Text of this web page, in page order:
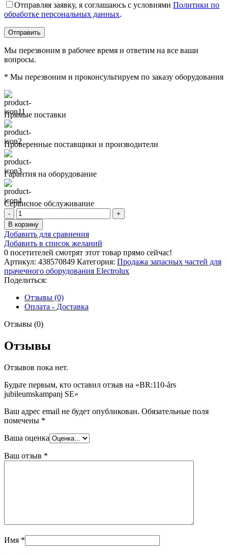
Отправляя заявку, я соглашаюсь с условиями Политики по
обработке персональных данных.
Мы перезвоним в рабочее время и ответим на все ваши
вопросы.
* Мы перезвоним и проконсультируем по заказу оборудования
Прямые поставки
Проверенные поставщики и производители
Гарантия на оборудование
Сервисное обслуживание
Количество
товара
BR:110-
års
jubileumskampanj
SE
В корзину
Добавить для сравнения
Добавить в список желаний
0 посетителей смотрят этот товар прямо сейчас!
Артикул: 438570849 Категория: Продажа запасных частей для
прачечного оборудования Electrolux
Поделиться:
Отзывы (0)
Оплата - Доставка
Отзывы (0)
Отзывы
Отзывов пока нет.
Будьте первым, кто оставил отзыв на «BR:110-års
jubileumskampanj SE»
Ваш адрес email не будет опубликован. Обязательные поля
помечены *
Ваша оценка
Ваш отзыв *
Имя *